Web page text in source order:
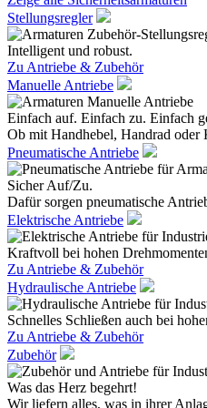
Stellungsregler
Intelligent und robust.
Zu Antriebe & Zubehör
Manuelle Antriebe
Einfach auf. Einfach zu. Einfach
Ob mit Handhebel, Handrad oder
Pneumatische Antriebe
Sicher Auf/Zu.
Dafür sorgen pneumatische
Elektrische Antriebe
Kraftvoll bei hohen
Zu Antriebe & Zubehör
Hydraulische Antriebe
Schnelles Schließen auch bei
Zu Antriebe & Zubehör
Zubehör
Was das Herz begehrt!
Wir liefern alles, was in ihrer